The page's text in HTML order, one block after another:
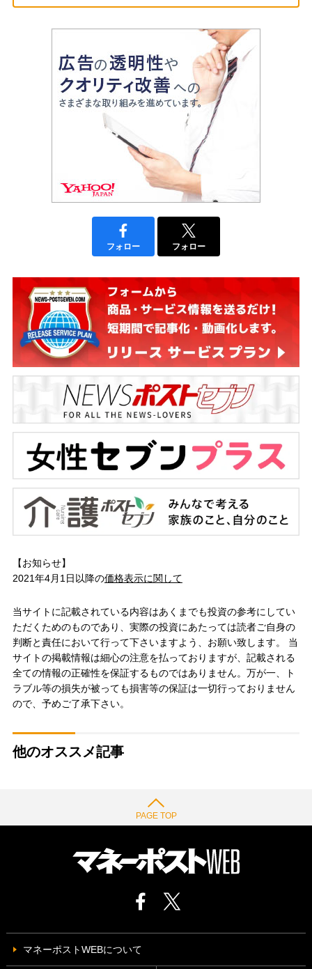
フォロー フォロー
【お知らせ】
2021年4月1日以降の価格表示に関して
当サイトに記載されている内容はあくまでも投資の参考にしてい
ただくためのものであり、実際の投資にあたっては読者ご自身の
判断と責任において行って下さいますよう、お願い致します。 当
サイトの掲載情報は細心の注意を払っておりますが、記載される
全ての情報の正確性を保証するものではありません。万が一、ト
ラブル等の損失が被っても損害等の保証は一切行っておりません
ので、予めご了承下さい。
他のオススメ記事
PAGE TOP
マネーポストWEBについて